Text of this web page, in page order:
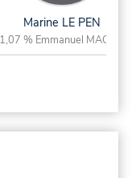
Marine LE PEN
% Emmanuel MACRON